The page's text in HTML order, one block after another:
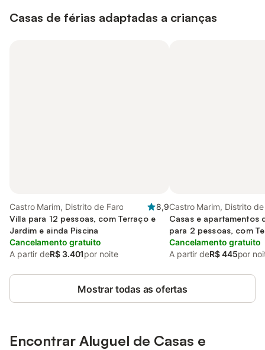
Casas de férias adaptadas a crianças
Castro Marim, Distrito de Faro
8,9
Villa para 12 pessoas, com Terraço e
Jardim e ainda Piscina
Cancelamento gratuito
A partir deR$ 3.401por noite
Castro Marim, Distrito
Casas e apartamentos
para 2 pessoas, com
e ainda Piscina and
Cancelamento gratuito
A partir deR$ 445por
Mostrar todas as ofertas
Encontrar Aluguel de Casas e